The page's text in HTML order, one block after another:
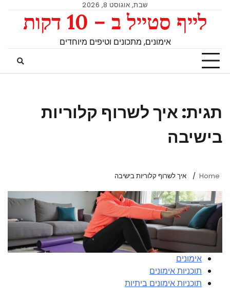
שבת, אוגוסט 8, 2026
לייף סטייל ב – 10 דקות
אימונים, מתכונים וטיפים מיוחדים
תגית: איך לשרוף קלוריות
בישיבה
Home איך לשרוף קלוריות בישיבה
אימונים
תוכניות אימונים
תוכניות אימונים ביתיות